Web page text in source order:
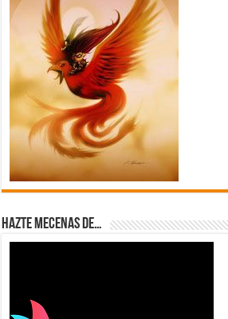
Hazte Mecenas de…